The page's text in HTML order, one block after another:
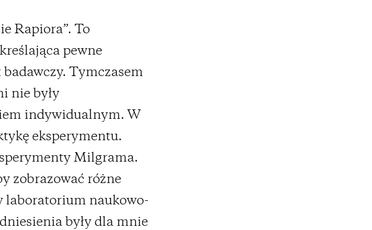
Rapiora”. To
pewne
Tymczasem
nie były
indywidualnym. W
eksperymentu.
Milgrama.
zobrazować różne
laboratorium naukowo-
były dla mnie